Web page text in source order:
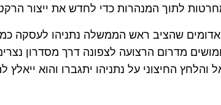
לתוך המנהרות כדי לחדש את ייצור
שהציב ראש הממשלה נתניהו לעסקה
מדרום הרצועה לצפונה דרך מסדרון
החיצוני על נתניהו יתגברו והוא ייאלץ